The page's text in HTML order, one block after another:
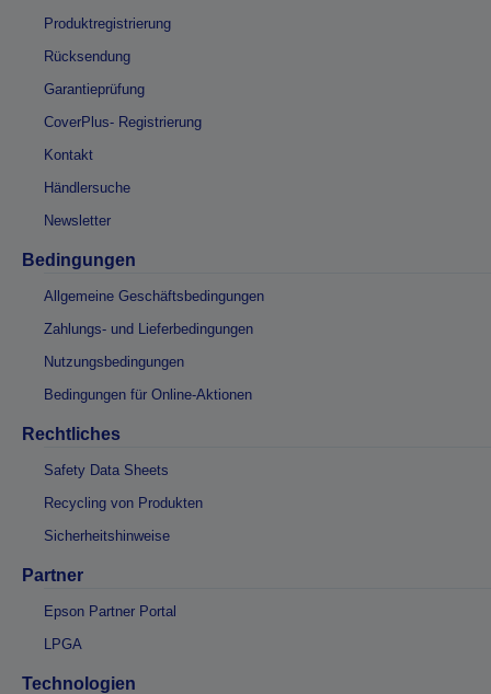
Produktregistrierung
Rücksendung
Garantieprüfung
CoverPlus- Registrierung
Kontakt
Händlersuche
Newsletter
Bedingungen
Allgemeine Geschäftsbedingungen
Zahlungs- und Lieferbedingungen
Nutzungsbedingungen
Bedingungen für Online-Aktionen
Rechtliches
Safety Data Sheets
Recycling von Produkten
Sicherheitshinweise
Partner
Epson Partner Portal
LPGA
Technologien